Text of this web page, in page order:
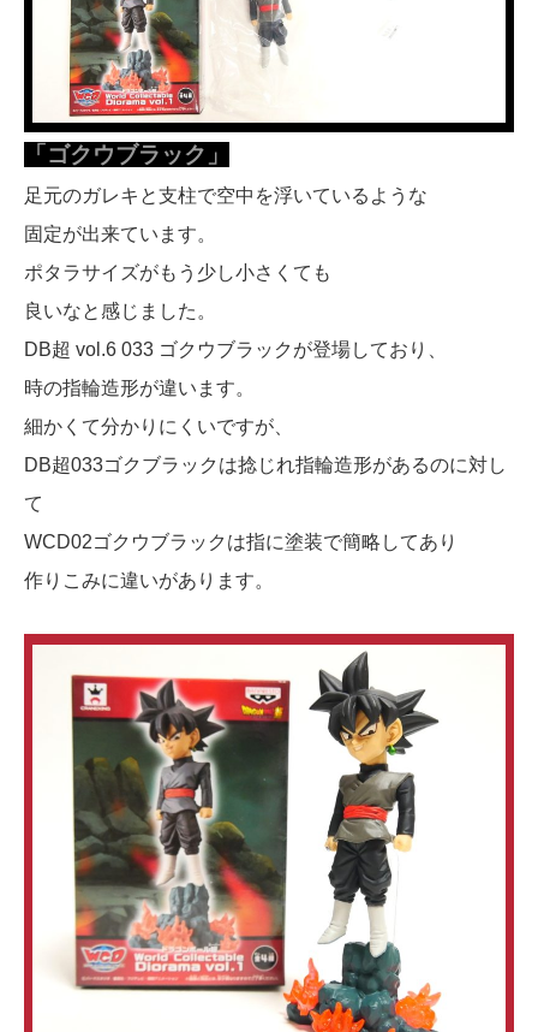
「ゴクウブラック」
足元のガレキと支柱で空中を浮いているような
固定が出来ています。
ポタラサイズがもう少し小さくても
良いなと感じました。
DB超 vol.6 033 ゴクウブラックが登場しており、
時の指輪造形が違います。
細かくて分かりにくいですが、
DB超033ゴクブラックは捻じれ指輪造形があるのに対し
て
WCD02ゴクウブラックは指に塗装で簡略してあり
作りこみに違いがあります。